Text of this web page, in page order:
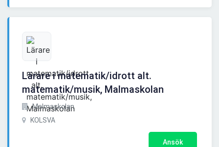
Lärare i matematik/idrott alt.
matematik/musik, Malmaskolan
Malmaskolan
KOLSVA
Ansök